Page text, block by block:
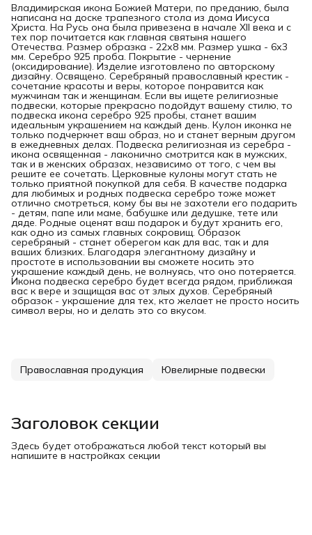
Владимирская икона Божией Матери, по преданию, была
написана на доске трапезного стола из дома Иисуса
Христа. На Русь она была привезена в начале XII века и с
тех пор почитается как главная святыня нашего
Отечества. Размер образка - 22х8 мм. Размер ушка - 6х3
мм. Серебро 925 проба. Покрытие - чернение
(оксидирование). Изделие изготовлено по авторскому
дизайну. Освящено. Серебряный православный крестик -
сочетание красоты и веры, которое понравится как
мужчинам так и женщинам. Если вы ищете религиозные
подвески, которые прекрасно подойдут вашему стилю, то
подвеска икона серебро 925 пробы, станет вашим
идеальным украшением на каждый день. Кулон иконка не
только подчеркнет ваш образ, но и станет верным другом
в ежедневных делах. Подвеска религиозная из серебра -
икона освященная - лаконично смотрится как в мужских,
так и в женских образах, независимо от того, с чем вы
решите ее сочетать. Церковные кулоны могут стать не
только приятной покупкой для себя. В качестве подарка
для любимых и родных подвеска серебро тоже может
отлично смотреться, кому бы вы не захотели его подарить
- детям, папе или маме, бабушке или дедушке, тете или
дяде. Родные оценят ваш подарок и будут хранить его,
как одно из самых главных сокровищ. Образок
серебряный - станет оберегом как для вас, так и для
ваших близких. Благодаря элегантному дизайну и
простоте в использовании вы сможете носить это
украшение каждый день, не волнуясь, что оно потеряется.
Икона подвеска серебро будет всегда рядом, приближая
вас к вере и защищая вас от злых духов. Серебряный
образок - украшение для тех, кто желает не просто носить
символ веры, но и делать это со вкусом.
Православная продукция Ювелирные подвески
Заголовок секции
Здесь будет отображаться любой текст который вы
напишите в настройках секции